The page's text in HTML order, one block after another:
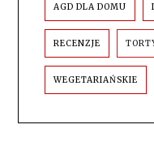
AGD DLA DOMU
RECENZJE
WEGETARIAŃSKIE